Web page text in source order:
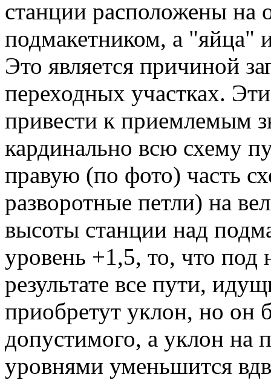
станции расположены на
подмакетником, а "яйца"
Это является причиной
переходных участках.
привести к приемлемым
кардинально всю схему
правую (по фото) часть
разворотные петли) на
высоты станции над
уровень +1,5, то, что
результате все пути,
приобретут уклон, но он
допустимого, а уклон на
уровнями уменьшится